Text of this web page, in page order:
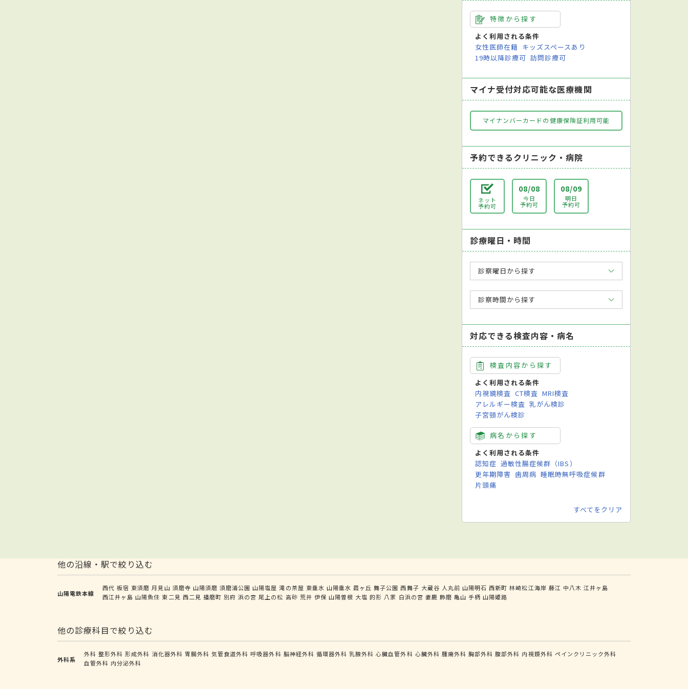
特徴から探す
よく利用される条件
女性医師在籍 キッズスペースあり
19時以降診療可 訪問診療可
マイナ受付対応可能な医療機関
マイナンバーカードの健康保険証利用可能
予約できるクリニック・病院
ネット
予約可
08/08
今日
予約可
08/09
明日
予約可
診療曜日・時間
診察曜日から探す
診察時間から探す
対応できる検査内容・病名
検査内容から探す
よく利用される条件
内視鏡検査 CT検査 MRI検査
アレルギー検査 乳がん検診
子宮頸がん検診
病名から探す
よく利用される条件
認知症 過敏性腸症候群（IBS）
更年期障害 歯周病 睡眠時無呼吸症候群
片頭痛
すべてをクリア
他の沿線・駅で絞り込む
山陽電鉄本線
西代 板宿 東須磨 月見山 須磨寺 山陽須磨 須磨浦公園 山陽塩屋 滝の茶屋 東垂水 山陽垂水 霞ヶ丘 舞子公園 西舞子 大蔵谷 人丸前 山陽明石 西新町 林崎松江海岸 藤江 中八木 江井ヶ島
西江井ヶ島 山陽魚住 東二見 西二見 播磨町 別府 浜の宮 尾上の松 高砂 荒井 伊保 山陽曽根 大塩 的形 八家 白浜の宮 妻鹿 飾磨 亀山 手柄 山陽姫路
他の診療科目で絞り込む
外科系
外科 整形外科 形成外科 消化器外科 胃腸外科 気管食道外科 呼吸器外科 脳神経外科 循環器外科 乳腺外科 心臓血管外科 心臓外科 腫瘍外科 胸部外科 腹部外科 内視鏡外科 ペインクリニック外科
血管外科 内分泌外科